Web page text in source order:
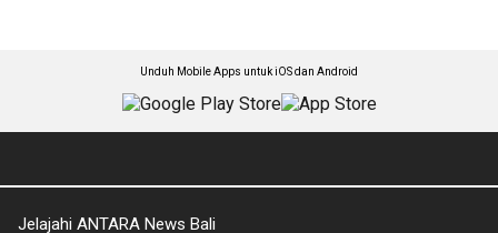
Unduh Mobile Apps untuk iOS dan Android
Jelajahi ANTARA News Bali